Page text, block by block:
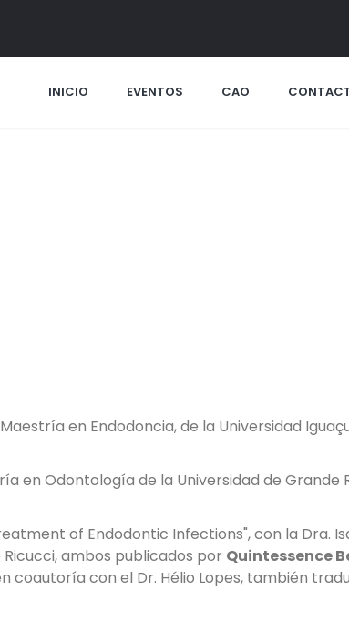
INICIO EVENTOS CAO
en Endodoncia, de la Universidad
en Odontología de la Universidad de Grande
of Endodontic Infections", con la Dra.
ambos publicados por Quintessence
coautoría con el Dr. Hélio Lopes, también